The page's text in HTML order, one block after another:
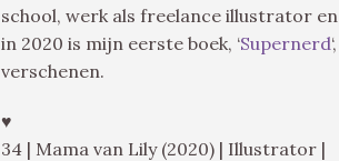
school, werk als freelance illustrator en
in 2020 is mijn eerste boek, ‘Supernerd‘,
verschenen.
♥
34 | Mama van Lily (2020) | Illustrator |